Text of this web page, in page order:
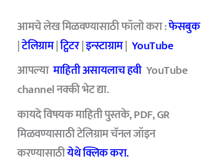
आमचे लेख मिळवण्यासाठी फॉलो करा :फेसबुक
|टेलिग्राम|ट्विटर|इन्स्टाग्राम| YouTube
आपल्यामाहिती असायलाच हवी YouTube
channel नक्की भेट द्या.
कायदे विषयक माहिती पुस्तके, PDF, GR
मिळवण्यासाठी टेलिग्राम चॅनल जॉइन
करण्यासाठीयेथे क्लिक करा.